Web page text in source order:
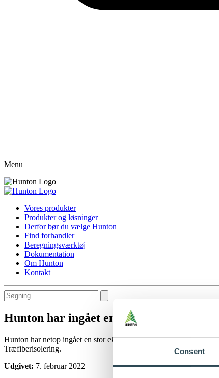
Consent
Menu
Vores produkter
Produkter og løsninger
Derfor bør du vælge Hunton
Find forhandler
Beregningsværktøj
Dokumentation
Om Hunton
Kontakt
Hunton har ingået en eksklusivitetsaftale
Hunton har netop ingået en stor eksklusivitetsaftale med Nviro.
Træfiberisolering.
Udgivet: 7. februar 2022